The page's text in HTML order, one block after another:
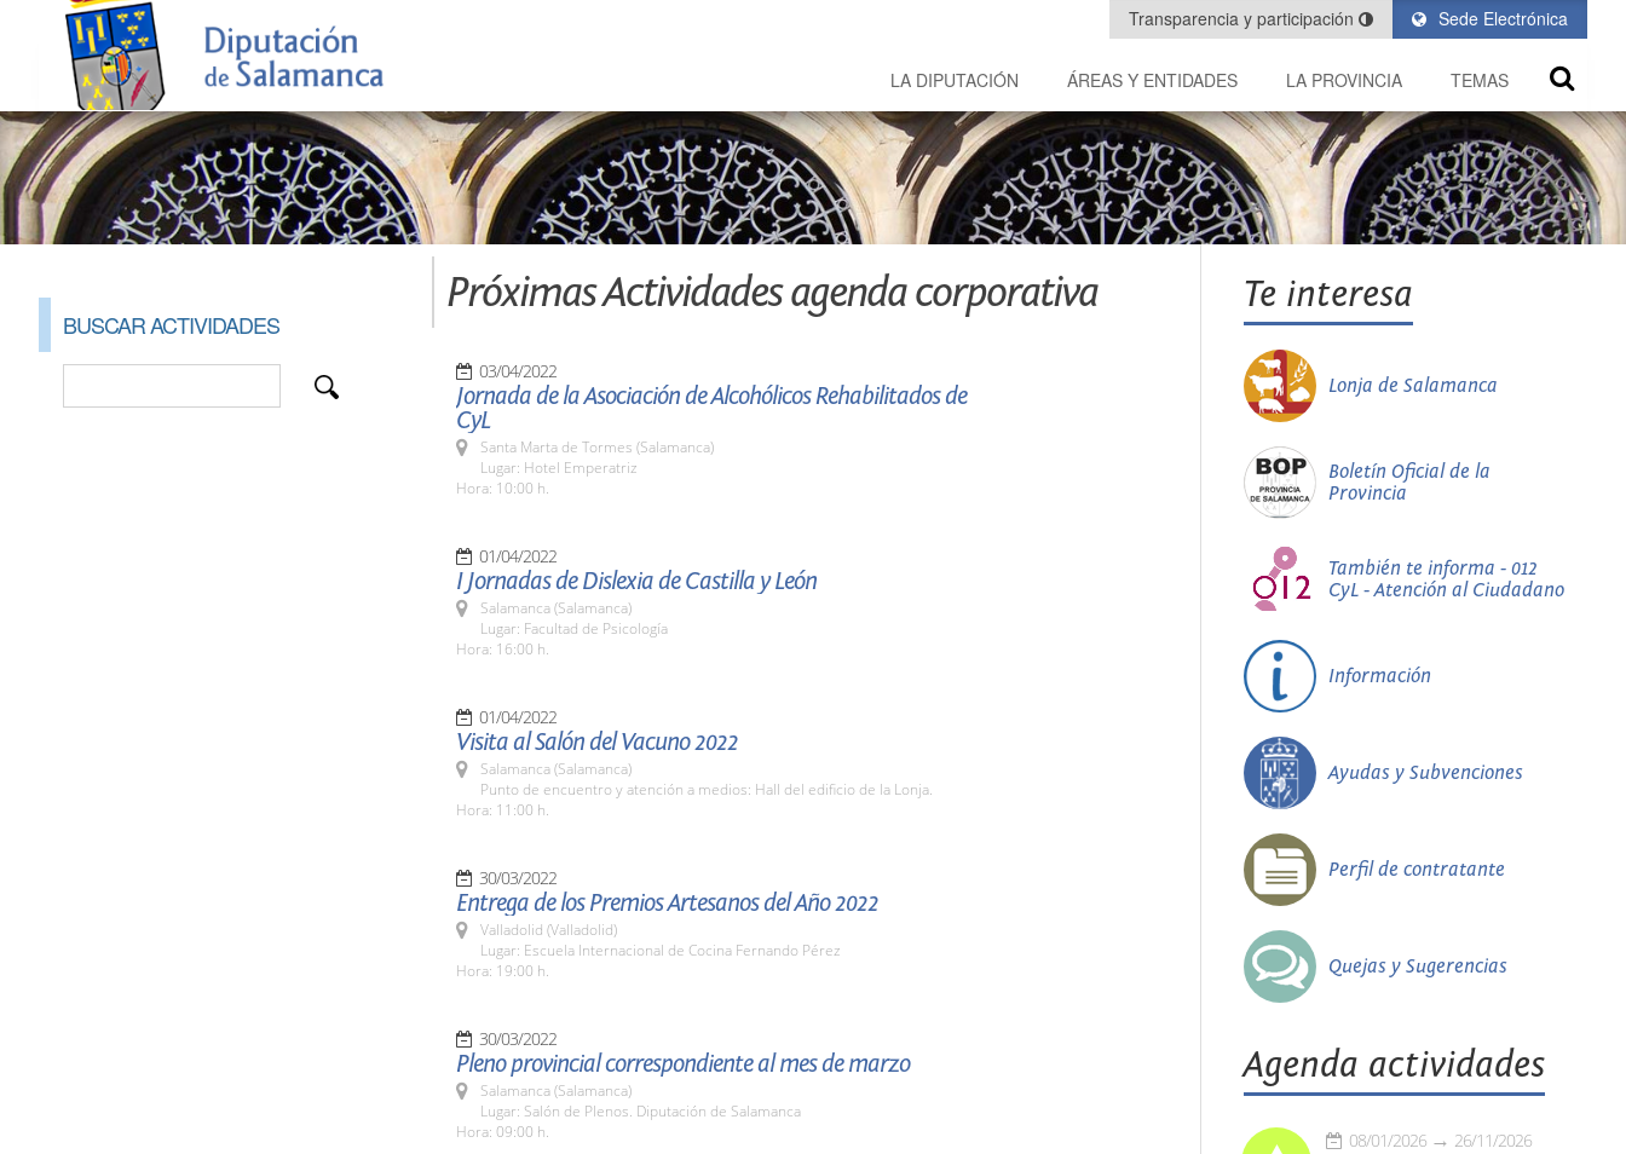
Sede Electrónica
Transparencia y participación
LA DIPUTACIÓN ÁREAS Y ENTIDADES LA PROVINCIA TEMAS
BUSCAR ACTIVIDADES
Próximas Actividades agenda corporativa
03/04/2022
Jornada de la Asociación de Alcohólicos Rehabilitados de
CyL
Santa Marta de Tormes (Salamanca)
Lugar: Hotel Emperatriz
Hora: 10:00 h.
01/04/2022
I Jornadas de Dislexia de Castilla y León
Salamanca (Salamanca)
Lugar: Facultad de Psicología
Hora: 16:00 h.
01/04/2022
Visita al Salón del Vacuno 2022
Salamanca (Salamanca)
Punto de encuentro y atención a medios: Hall del edificio de la Lonja.
Hora: 11:00 h.
30/03/2022
Entrega de los Premios Artesanos del Año 2022
Valladolid (Valladolid)
Lugar: Escuela Internacional de Cocina Fernando Pérez
Hora: 19:00 h.
30/03/2022
Pleno provincial correspondiente al mes de marzo
Salamanca (Salamanca)
Lugar: Salón de Plenos. Diputación de Salamanca
Hora: 09:00 h.
Te interesa
Lonja de Salamanca
Boletín Oficial de la
Provincia
También te informa - 012
CyL - Atención al Ciudadano
Información
Ayudas y Subvenciones
Perfil de contratante
Quejas y Sugerencias
Agenda actividades
08/01/2026 26/11/2026